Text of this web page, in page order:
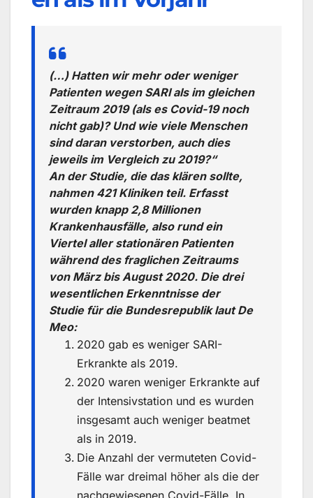
(…) Hatten wir mehr oder weniger
Patienten wegen SARI als im gleichen
Zeitraum 2019 (als es Covid-19 noch
nicht gab)? Und wie viele Menschen
sind daran verstorben, auch dies
jeweils im Vergleich zu 2019?“
An der Studie, die das klären sollte,
nahmen 421 Kliniken teil. Erfasst
wurden knapp 2,8 Millionen
Krankenhausfälle, also rund ein
Viertel aller stationären Patienten
während des fraglichen Zeitraums
von März bis August 2020. Die drei
wesentlichen Erkenntnisse der
Studie für die Bundesrepublik laut De
Meo:
2020 gab es weniger SARI-
Erkrankte als 2019.
2020 waren weniger Erkrankte auf
der Intensivstation und es wurden
insgesamt auch weniger beatmet
als in 2019.
Die Anzahl der vermuteten Covid-
Fälle war dreimal höher als die der
nachgewiesenen Covid-Fälle. In